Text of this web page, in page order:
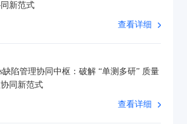
新范式
查看详细
缺陷管理协同中枢：破解 “单测多研” 质量
同新范式
查看详细